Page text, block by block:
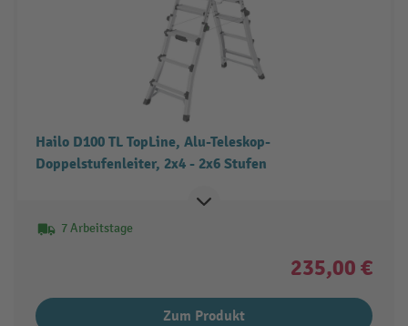
Hailo D100 TL TopLine, Alu-Teleskop-
Doppelstufenleiter, 2x4 - 2x6 Stufen
7 Arbeitstage
235,00 €
Zum Produkt